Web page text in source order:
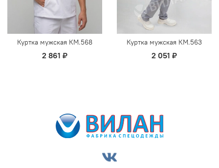
Куртка мужская КМ.568
2 861 ₽
Куртка мужская КМ.563
2 051 ₽